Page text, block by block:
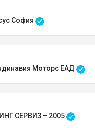
София
Моторс ЕАД
СЕРВИЗ – 2005